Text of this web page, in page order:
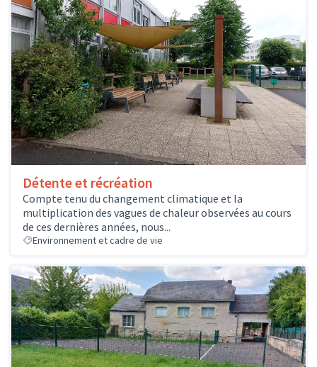
Détente et récréation
Compte tenu du changement climatique et la
multiplication des vagues de chaleur observées au cours
de ces dernières années, nous...
Environnement et cadre de vie